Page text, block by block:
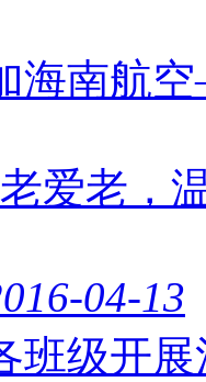
海南航
爱老，
04-13
班级开